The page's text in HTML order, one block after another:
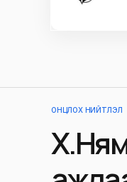
ОНЦЛОХ НИЙТЛЭЛ